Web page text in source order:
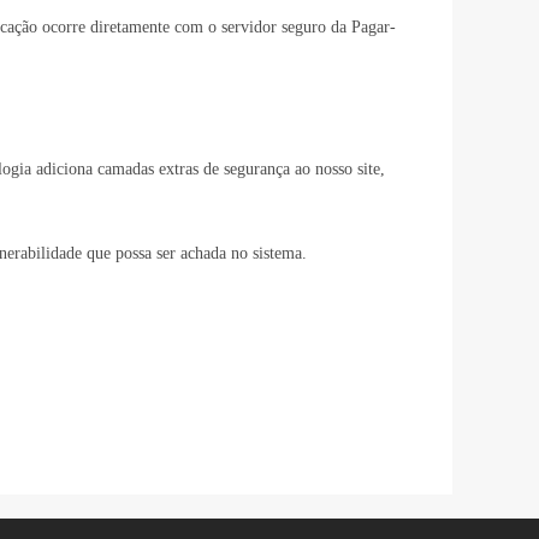
ocorre diretamente com o servidor seguro da Pagar-
adiciona camadas extras de segurança ao nosso site,
que possa ser achada no sistema.